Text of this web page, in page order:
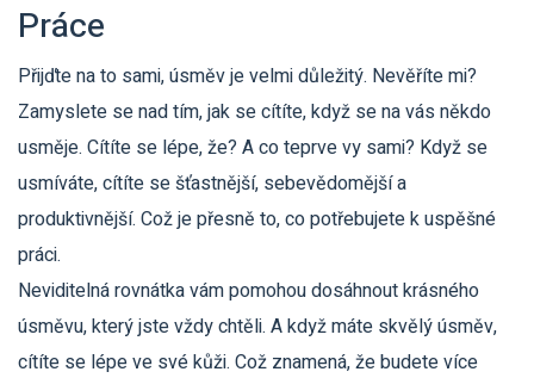
Práce
Přijďte na to sami, úsměv je velmi důležitý. Nevěříte mi?
Zamyslete se nad tím, jak se cítíte, když se na vás někdo
usměje. Cítíte se lépe, že? A co teprve vy sami? Když se
usmíváte, cítíte se šťastnější, sebevědomější a
produktivnější. Což je přesně to, co potřebujete k uspěšné
práci.
Neviditelná rovnátka vám pomohou dosáhnout krásného
úsměvu, který jste vždy chtěli. A když máte skvělý úsměv,
cítíte se lépe ve své kůži. Což znamená, že budete více